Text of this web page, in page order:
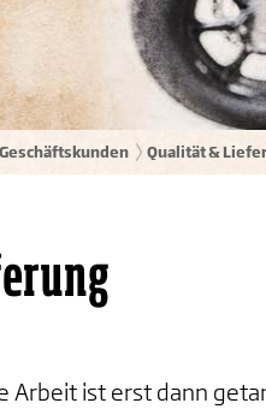
Geschäftskunden Qualität &
Arbeit ist erst dann